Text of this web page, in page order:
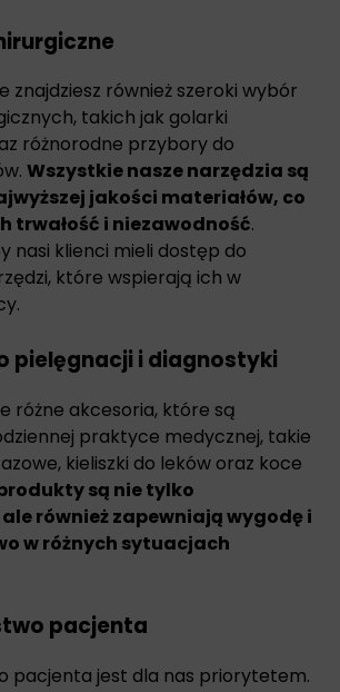
znajdziesz również szeroki wybór
takich jak golarki
różnorodne przybory do
Wszystkie nasze narzędzia są
jakości materiałów, co
trwałość i niezawodność.
nasi klienci mieli dostęp do
które wspierają ich w
pielęgnacji i diagnostyki
różne akcesoria, które są
praktyce medycznej, takie
kieliszki do leków oraz koce
są nie tylko
również zapewniają wygodę i
w różnych sytuacjach
pacjenta
pacjenta jest dla nas priorytetem.